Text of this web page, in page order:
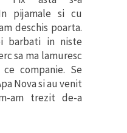
pijamale si cu
deschis poarta.
barbati in niste
sa ma lamuresc
companie. Se
Nova si au venit
am trezit de-a